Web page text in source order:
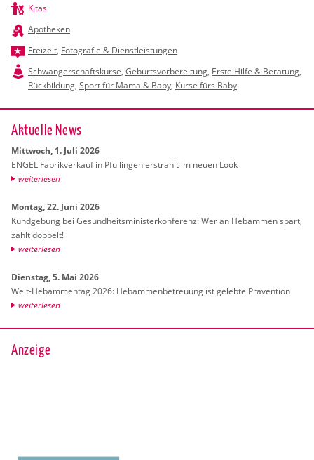
Kitas
Apotheken
Freizeit, Fotografie & Dienstleistungen
Schwangerschaftskurse, Geburtsvorbereitung, Erste Hilfe & Beratung,
Rückbildung, Sport für Mama & Baby, Kurse fürs Baby
Ak­tu­el­le News
Mitt­woch, 1. Juli 2026
ENGEL Fa­brik­ver­kauf in Pful­lin­gen er­strahlt im neuen Look
wei­ter­le­sen
Mon­tag, 22. Juni 2026
Kund­ge­bung bei Ge­sund­heits­mi­nis­ter­kon­fe­renz: Wer an Heb­am­men spart,
zahlt dop­pelt!
wei­ter­le­sen
Diens­tag, 5. Mai 2026
Welt-Heb­am­men­tag 2026: Heb­am­men­be­treu­ung ist ge­leb­te Prä­ven­ti­on
wei­ter­le­sen
Anzeige